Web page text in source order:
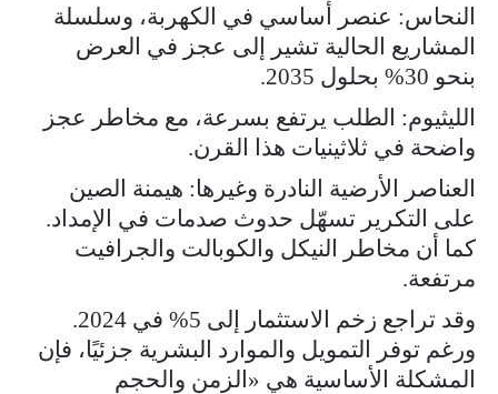
النحاس: عنصر أساسي في الكهربة، وسلسلة
المشاريع الحالية تشير إلى عجز في العرض
بنحو 30% بحلول 2035.
الليثيوم: الطلب يرتفع بسرعة، مع مخاطر عجز
واضحة في ثلاثينيات هذا القرن.
العناصر الأرضية النادرة وغيرها: هيمنة الصين
على التكرير تسهّل حدوث صدمات في الإمداد.
كما أن مخاطر النيكل والكوبالت والجرافيت
مرتفعة.
وقد تراجع زخم الاستثمار إلى 5% في 2024.
ورغم توفر التمويل والموارد البشرية جزئيًا، فإن
المشكلة الأساسية هي «الزمن والحجم